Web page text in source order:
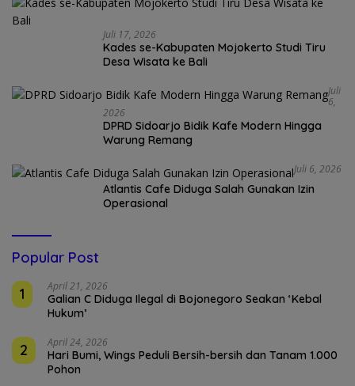
Juli 17, 2026
Kades se-Kabupaten Mojokerto Studi Tiru
Desa Wisata ke Bali
Juli
6,
2026
DPRD Sidoarjo Bidik Kafe Modern Hingga
Warung Remang
Juli 6, 2026
Atlantis Cafe Diduga Salah Gunakan Izin
Operasional
Popular Post
1
April 21, 2026
Galian C Diduga Ilegal di Bojonegoro Seakan ‘Kebal
Hukum’
2 April 24, 2026
Hari Bumi, Wings Peduli Bersih-bersih dan Tanam 1.000
Pohon